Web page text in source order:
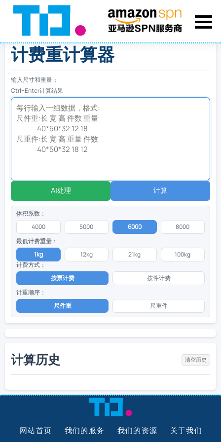
计费重计算器
输入尺寸和重量：
Ctrl+Enter计算结果
AI处理 计算
体积系数：
4000
5000 6000
8000
最低计费重量：
1kg
12kg 21kg
100kg
计费方式：
按票计费
按件计费
计重顺序：
尺件重
尺重件
计算历史 清空历史
网站首页 我们的服务 我们的资源 关于我们